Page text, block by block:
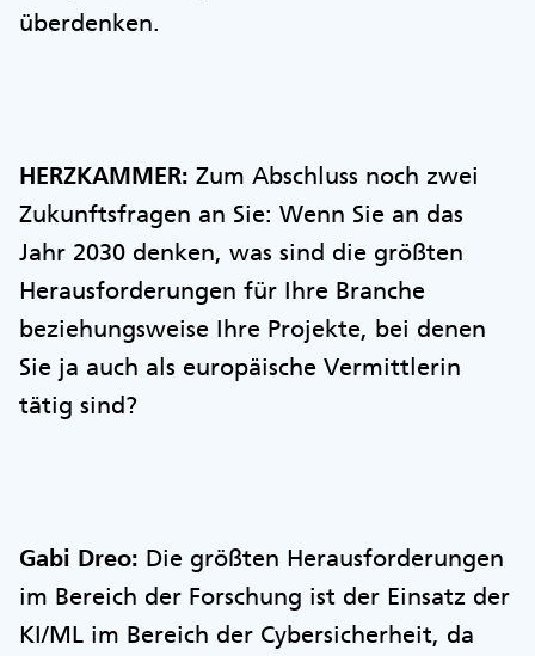
überdenken.
HERZKAMMER: Zum Abschluss noch zwei
Zukunftsfragen an Sie: Wenn Sie an das
Jahr 2030 denken, was sind die größten
Herausforderungen für Ihre Branche
beziehungsweise Ihre Projekte, bei denen
Sie ja auch als europäische Vermittlerin
tätig sind?
Gabi Dreo: Die größten Herausforderungen
im Bereich der Forschung ist der Einsatz der
KI/ML im Bereich der Cybersicherheit, da